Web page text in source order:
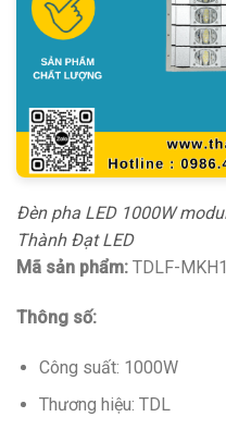
Đèn pha LED 1000W
Thành Đạt LED
Mã sản phẩm: TDLF-
Thông số:
Công suất: 1000W
Thương hiệu: TDL